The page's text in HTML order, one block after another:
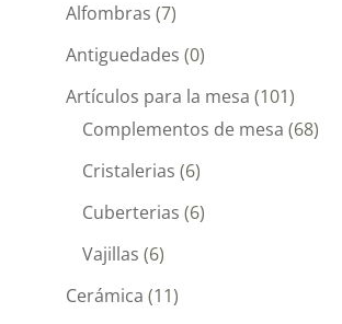
Alfombras (7)
Antiguedades (0)
Artículos para la mesa (101)
Complementos de mesa (68)
Cristalerias (6)
Cuberterias (6)
Vajillas (6)
Cerámica (11)